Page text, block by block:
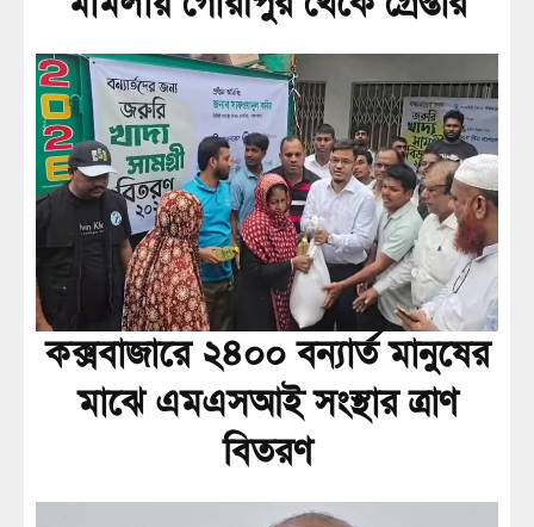
কক্সবাজারে ২৪০০ বন্যার্ত মানুষের
মাঝে এমএসআই সংস্থার ত্রাণ
বিতরণ